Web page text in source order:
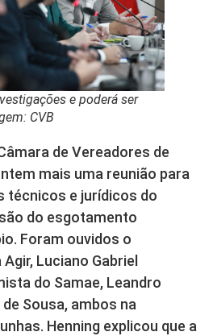
e poderá ser
CVB
de Vereadores de
mais uma reunião para
técnicos e jurídicos do
do esgotamento
Foram ouvidos o
Luciano Gabriel
do Samae, Leandro
Sousa, ambos na
Henning explicou que a